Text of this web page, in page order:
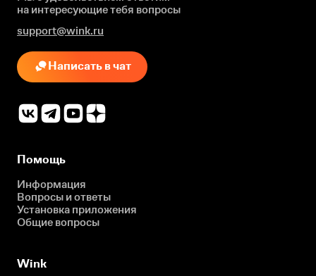
на интересующиетебя вопросы
support@wink.ru
Написать в чат
Помощь
Информация
Вопросы и ответы
Установка приложения
Общие вопросы
Wink